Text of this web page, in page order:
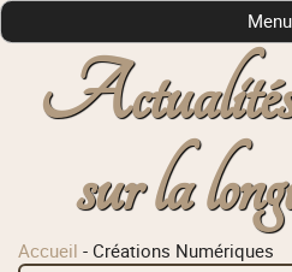
sur la
Menu
Accueil -Créations Numériques